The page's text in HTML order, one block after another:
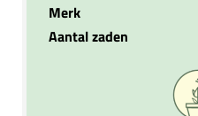
Merk
Aantal zaden